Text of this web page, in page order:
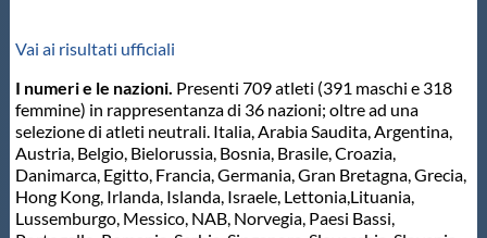
Vai ai risultati ufficiali
I numeri e le nazioni. Presenti 709 atleti (391 maschi e 318
femmine) in rappresentanza di 36 nazioni; oltre ad una
selezione di atleti neutrali. Italia, Arabia Saudita, Argentina,
Austria, Belgio, Bielorussia, Bosnia, Brasile, Croazia,
Danimarca, Egitto, Francia, Germania, Gran Bretagna, Grecia,
Hong Kong, Irlanda, Islanda, Israele, Lettonia,Lituania,
Lussemburgo, Messico, NAB, Norvegia, Paesi Bassi,